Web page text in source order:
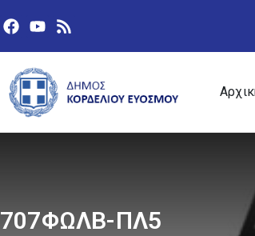
707ΦΩΛΒ-ΠΛ5